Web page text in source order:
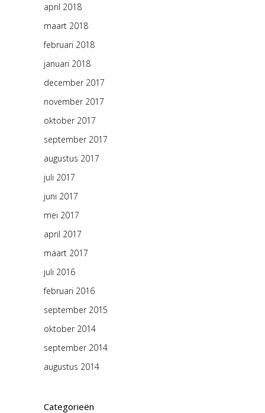
april 2018
maart 2018
februari 2018
januari 2018
december 2017
november 2017
oktober 2017
september 2017
augustus 2017
juli 2017
juni 2017
mei 2017
april 2017
maart 2017
juli 2016
februari 2016
september 2015
oktober 2014
september 2014
augustus 2014
Categorieën